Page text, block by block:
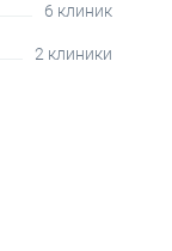
6 клиник
2 клиники